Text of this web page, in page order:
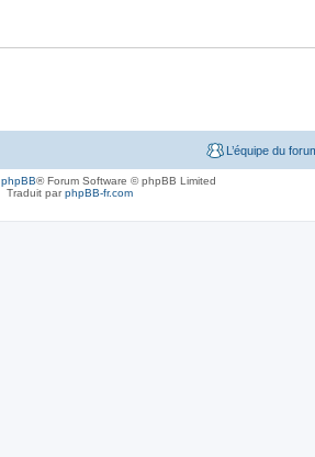
L’équipe du
phpBB® Forum Software © phpBB Limited
Traduit parphpBB-fr.com